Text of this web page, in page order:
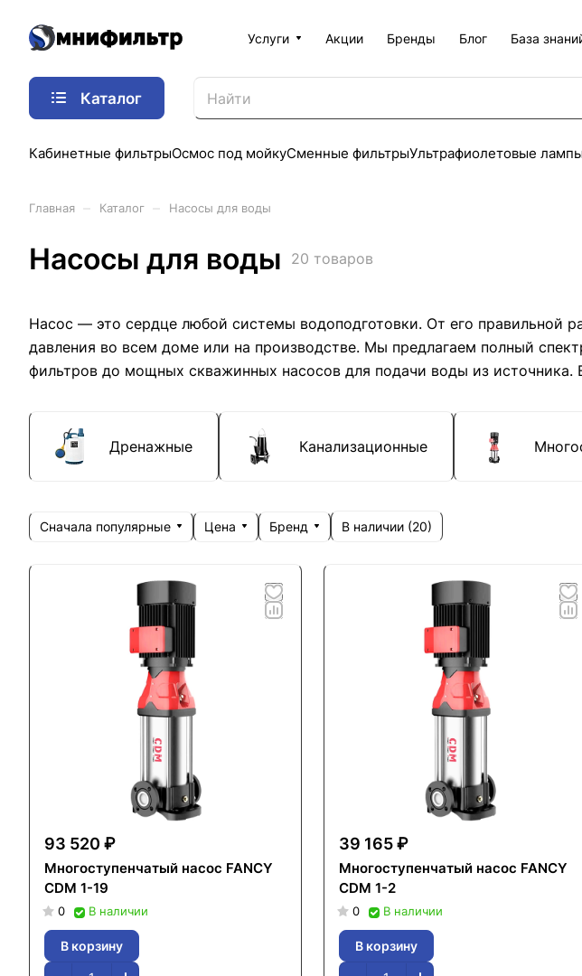
Услуги Акции Бренды Блог База
Каталог
Кабинетные фильтрыОсмос под мойкуСменные фильтрыУльтрафиолетовые
Главная Каталог Насосы для воды
Насосы для воды 20 товаров
Насос — это сердце любой системы водоподготовки. От его правильной
давления во всем доме или на производстве. Мы предлагаем полный
фильтров до мощных скважинных насосов для подачи воды из источника.
Дренажные Канализационные
Сначала популярные Цена Бренд В наличии (20)
93 520 ₽
Многоступенчатый насос FANCY
CDM 1-19
0 В наличии
В корзину
39 165 ₽
Многоступенчатый насос FANCY
CDM 1-2
0 В наличии
В корзину